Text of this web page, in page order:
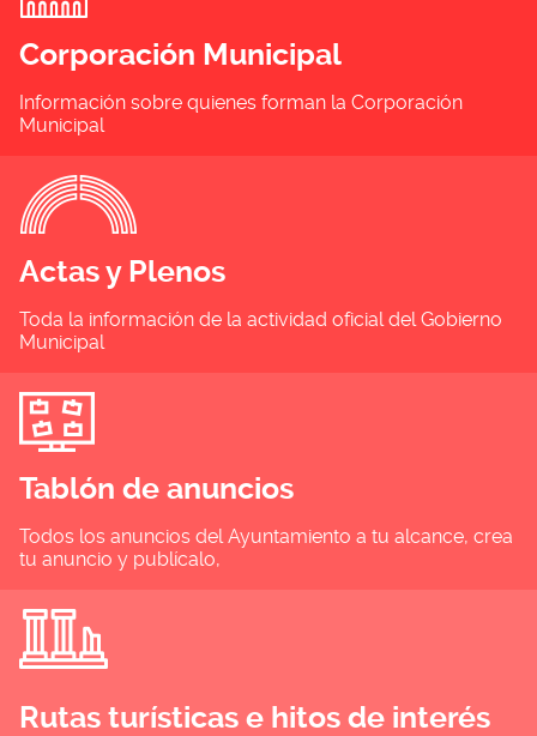
Corporación Municipal
Información sobre quienes forman la Corporación
Municipal
Actas y Plenos
Toda la información de la actividad oficial del Gobierno
Municipal
Tablón de anuncios
Todos los anuncios del Ayuntamiento a tu alcance, crea
tu anuncio y publícalo,
Rutas turísticas e hitos de interés